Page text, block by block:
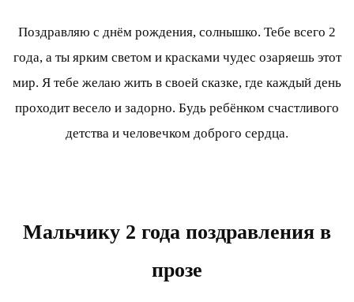
Поздравляю с днём рождения, солнышко. Тебе всего 2
года, а ты ярким светом и красками чудес озаряешь этот
мир. Я тебе желаю жить в своей сказке, где каждый день
проходит весело и задорно. Будь ребёнком счастливого
детства и человечком доброго сердца.
Мальчику 2 года поздравления в
прозе